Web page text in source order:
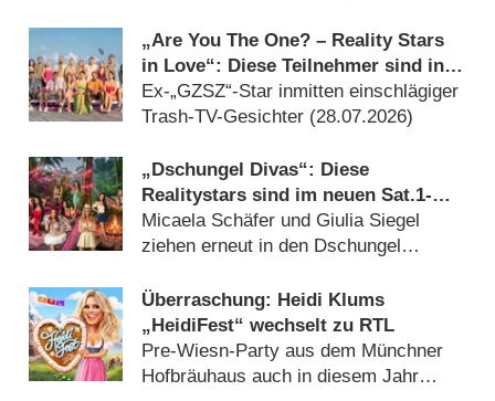
„Are You The One? – Reality Stars
in Love“: Diese Teilnehmer sind in
Staffel 6 dabei
Ex-„GZSZ“-Star inmitten einschlägiger
Trash-TV-Gesichter (28.07.2026)
„Dschungel Divas“: Diese
Realitystars sind im neuen Sat.1-
Format dabei
Micaela Schäfer und Giulia Siegel
ziehen erneut in den Dschungel
Überraschung: Heidi Klums
„HeidiFest“ wechselt zu RTL
Pre-Wiesn-Party aus dem Münchner
Hofbräuhaus auch in diesem Jahr